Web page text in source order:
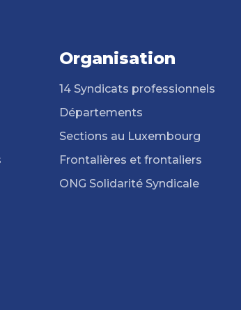
Organisation
14 Syndicats professionnels
Départements
Sections au Luxembourg
Frontalières et frontaliers
ONG Solidarité Syndicale